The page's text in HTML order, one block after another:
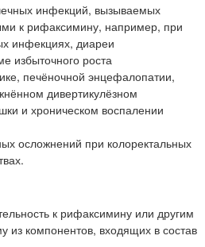
инфекций, вызываемых
к рифаксимину, например, при
инфекциях, диареи
избыточного роста
печёночной энцефалопатии,
дивертикулёзном
и хроническом воспалении
осложнений при колоректальных
к рифаксимину или другим
компонентов, входящих в состав